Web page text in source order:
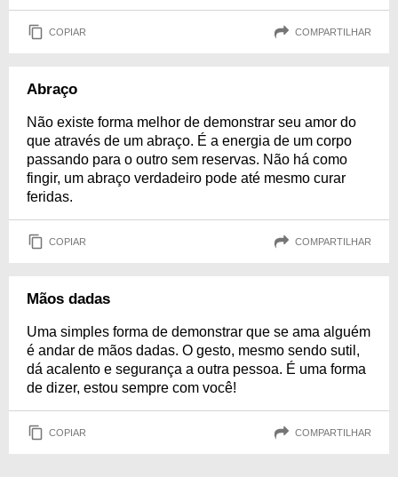
COPIAR COMPARTILHAR
Abraço
Não existe forma melhor de demonstrar seu amor do
que através de um abraço. É a energia de um corpo
passando para o outro sem reservas. Não há como
fingir, um abraço verdadeiro pode até mesmo curar
feridas.
COPIAR COMPARTILHAR
Mãos dadas
Uma simples forma de demonstrar que se ama alguém
é andar de mãos dadas. O gesto, mesmo sendo sutil,
dá acalento e segurança a outra pessoa. É uma forma
de dizer, estou sempre com você!
COPIAR COMPARTILHAR